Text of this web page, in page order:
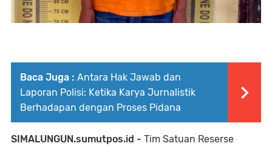
Baca Juga : Antara Hak Jawab dan
Laporan Polisi: Ketika Karya Jurnalistik
Berhadapan dengan Proses Pidana
SIMALUNGUN.sumutpos.id - Tim Satuan Reserse